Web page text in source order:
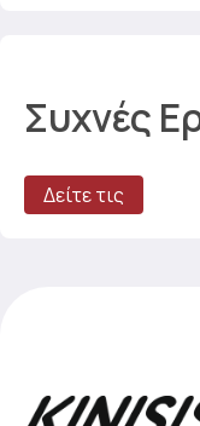
Συχνές
Δείτε τις